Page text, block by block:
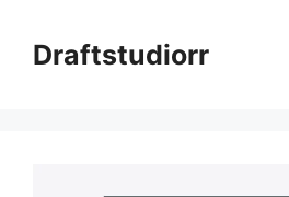
contentDraftstudiorr